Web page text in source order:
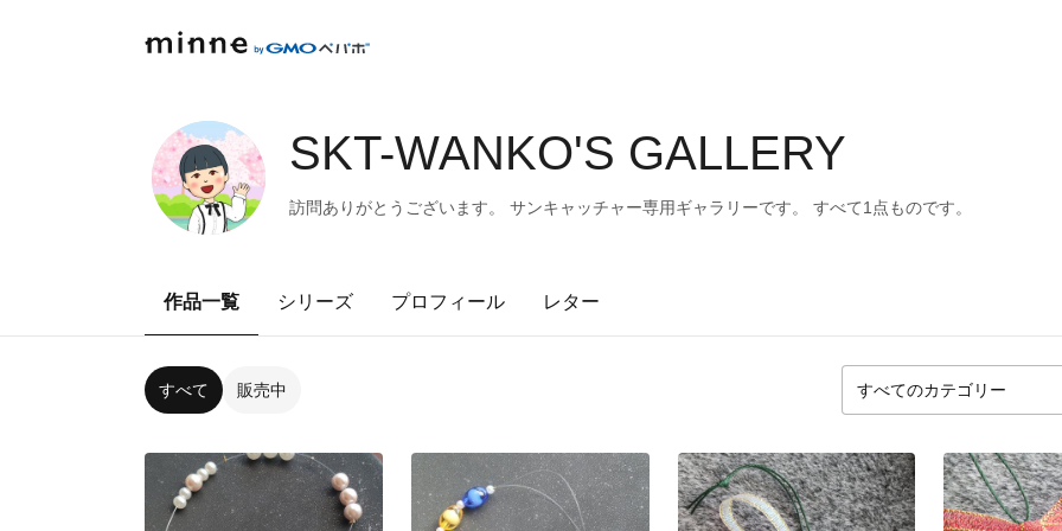
SKT-WANKO'S GALLERY
訪問ありがとうございます。 サンキャッチャー専用ギャラリーです。 すべて1点ものです。
作品一覧 シリーズ プロフィール レター
すべて 販売中